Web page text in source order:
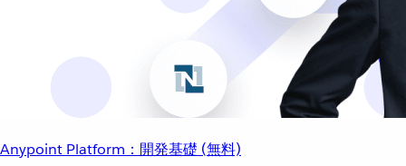
Anypoint Platform：開発基礎 (無料)